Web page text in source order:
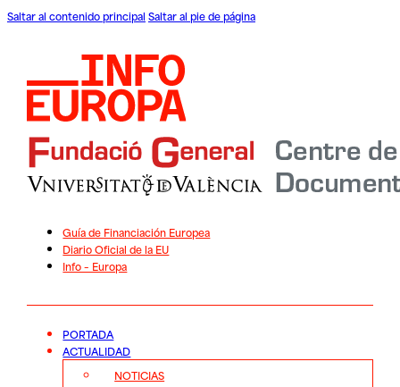
Saltar al contenido principal Saltar al pie de página
Guía de Financiación Europea
Diario Oficial de la EU
Info – Europa
PORTADA
ACTUALIDAD
NOTICIAS